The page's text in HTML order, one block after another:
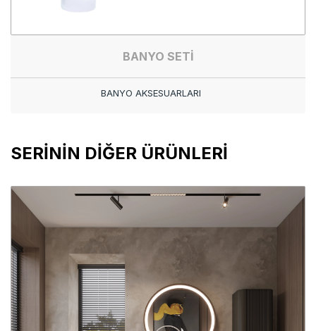
BANYO SETİ
BANYO AKSESUARLARI
SERİNİN DİĞER ÜRÜNLERİ